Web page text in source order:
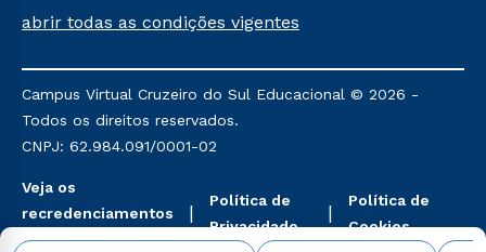
Já para as demais, a taxa de matrícula será de R$
mencionadas são referentes aos cursos: Ensino
Religioso, Geografia para a Docência e Metodologia
do Ensino de História: Questões Atuais.
abrir todas as condições vigentes
Campus Virtual Cruzeiro do Sul Educacional © 2026 -
Todos os direitos reservados.
CNPJ: 62.984.091/0001-02
Veja os
recredenciamentos
aqui
Política de
Privacidade
Política de
Cookies